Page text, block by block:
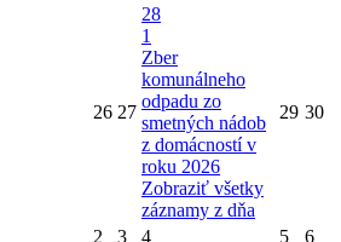
26 27
28
1
Zber
komunálneho
odpadu zo
smetných nádob
z domácností v
roku 2026
Zobraziť všetky
záznamy z dňa
29 30
2 3 4 5 6